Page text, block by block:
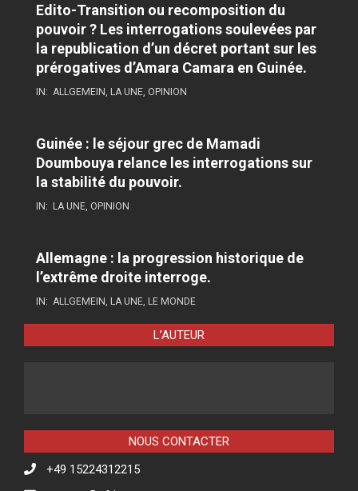
Edito-Transition ou recomposition du
pouvoir ? Les interrogations soulevées par
la republication d’un décret portant sur les
prérogatives d’Amara Camara en Guinée.
IN: ALLGEMEIN, LA UNE, OPINION
Guinée : le séjour grec de Mamadi
Doumbouya relance les interrogations sur
la stabilité du pouvoir.
IN: LA UNE, OPINION
Allemagne : la progression historique de
l’extrême droite interroge.
IN: ALLGEMEIN, LA UNE, LE MONDE
L’AUTEUR
NOUS CONTACTER
+49 15224312215